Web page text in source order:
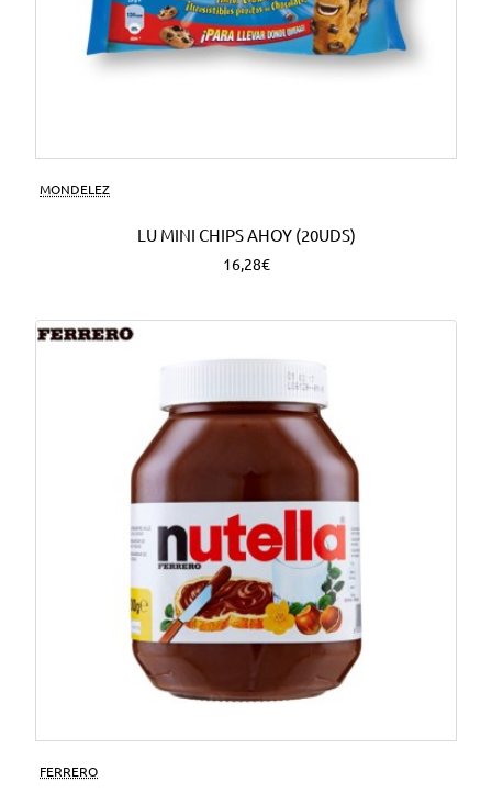
MONDELEZ
LU MINI CHIPS AHOY (20UDS)
16,28€
FERRERO